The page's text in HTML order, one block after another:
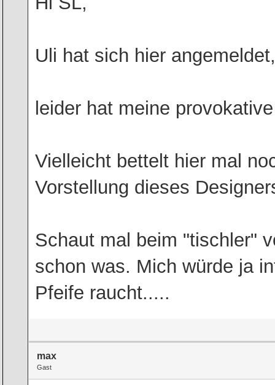
Uli hat sich hier angemeldet,
leider hat meine
Vielleicht bettelt hier mal
Vorstellung dieses
Schaut mal beim "tischler"
schon was. Mich würde ja
Pfeife raucht.....
max
Gast